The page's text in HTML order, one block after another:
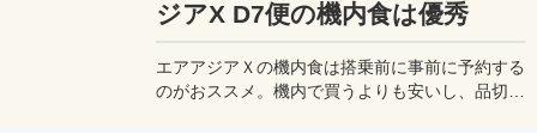
ジアX D7便の機内食は優秀
エアアジアＸの機内食は搭乗前に事前に予約する
のがおススメ。機内で買うよりも安いし、品切れ